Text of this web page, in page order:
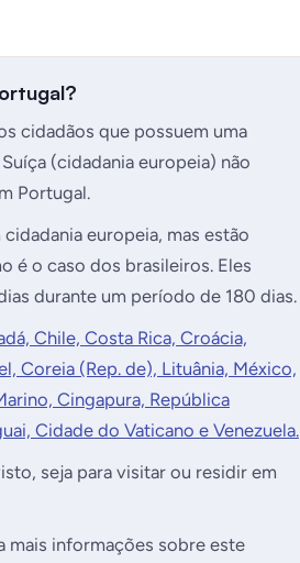
cidadãos que possuem uma
(cidadania europeia) não
Portugal.
europeia, mas estão
é o caso dos brasileiros. Eles
durante um período de 180 dias.
Chile, Costa Rica, Croácia,
Coreia (Rep. de), Lituânia, México,
Cingapura, República
Cidade do Vaticano e Venezuela.
seja para visitar ou residir em
mais informações sobre este